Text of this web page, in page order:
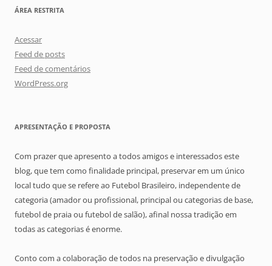
ÁREA RESTRITA
Acessar
Feed de posts
Feed de comentários
WordPress.org
APRESENTAÇÃO E PROPOSTA
Com prazer que apresento a todos amigos e interessados este
blog, que tem como finalidade principal, preservar em um único
local tudo que se refere ao Futebol Brasileiro, independente de
categoria (amador ou profissional, principal ou categorias de base,
futebol de praia ou futebol de salão), afinal nossa tradição em
todas as categorias é enorme.
Conto com a colaboração de todos na preservação e divulgação